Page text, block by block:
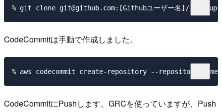
CodeCommitは手動で作成しました。
CodeCommitにPushします。GRCを使っていますが、Push